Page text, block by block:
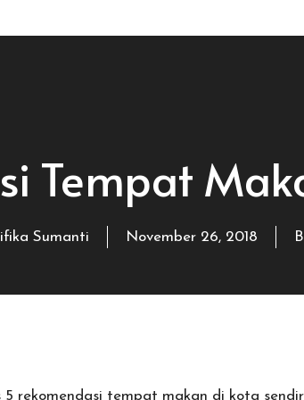
Tempat
Sumanti November 26, 2018
rekomendasi tempat makan di kota